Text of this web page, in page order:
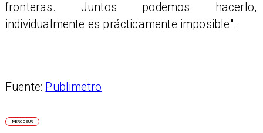
fronteras. Juntos podemos hacerlo,
individualmente es prácticamente imposible".
Fuente: Publimetro
MERCOSUR